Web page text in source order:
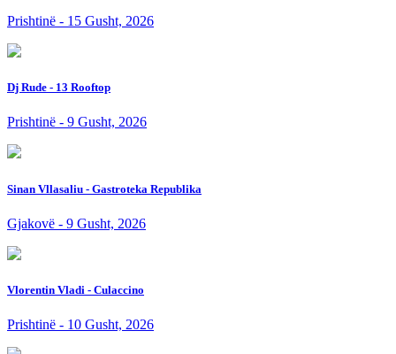
Prishtinë - 15 Gusht, 2026
Dj Rude - 13 Rooftop
Prishtinë - 9 Gusht, 2026
Sinan Vllasaliu - Gastroteka Republika
Gjakovë - 9 Gusht, 2026
Vlorentin Vladi - Culaccino
Prishtinë - 10 Gusht, 2026